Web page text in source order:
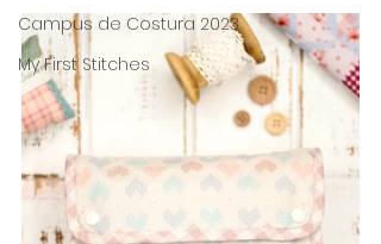
Campus de Costura 2023
My First Stitches